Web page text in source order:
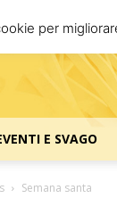
E SVAGO
Semana santa
per